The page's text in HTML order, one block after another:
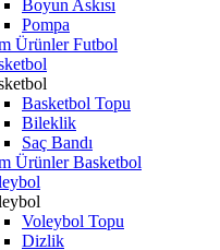
Boyun Askısı
Pompa
Ürünler Futbol
Basketbol Topu
Bileklik
Saç Bandı
Ürünler Basketbol
Voleybol Topu
Dizlik